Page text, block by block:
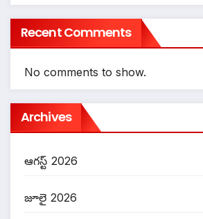
Recent Comments
No comments to show.
Archives
ఆగస్ట్ 2026
జూలై 2026